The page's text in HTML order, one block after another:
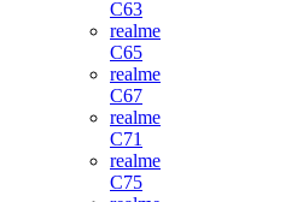
C63
realme
C65
realme
C67
realme
C71
realme
C75